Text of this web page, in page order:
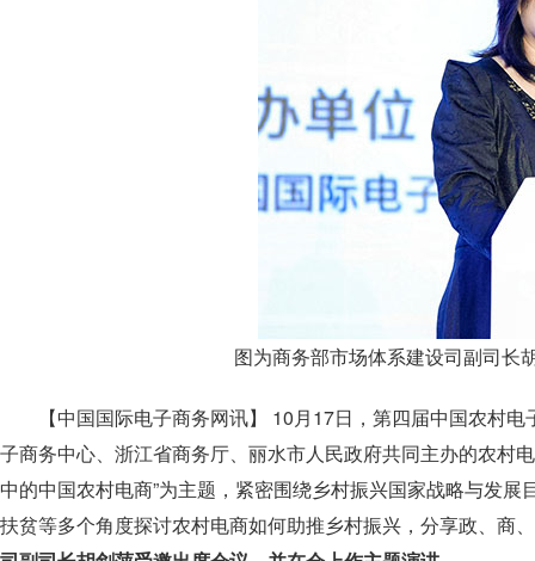
图为商务部市场体系建设司副司长
【中国国际电子商务网讯】 10月17日，第四届中国农村
子商务中心、浙江省商务厅、丽水市人民政府共同主办的农村
中的中国农村电商”为主题，紧密围绕乡村振兴国家战略与发
扶贫等多个角度探讨农村电商如何助推乡村振兴，分享政、商